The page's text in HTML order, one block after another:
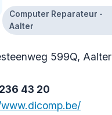
Computer Reparateur -
Aalter
599Q, Aalter
43 20